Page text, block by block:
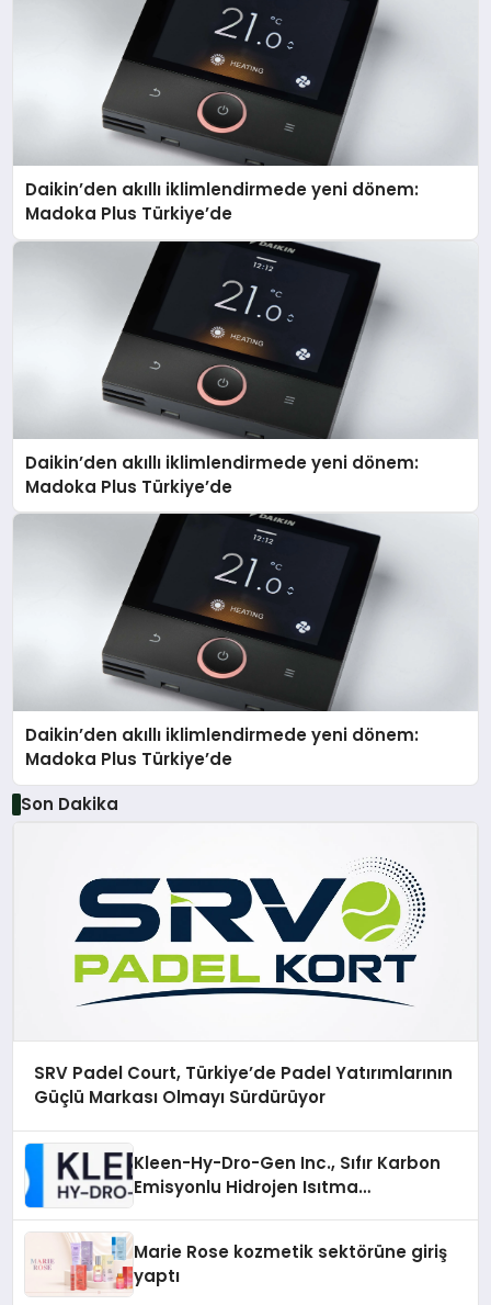
Daikin’den akıllı iklimlendirmede yeni dönem:
Madoka Plus Türkiye’de
Daikin’den akıllı iklimlendirmede yeni dönem:
Madoka Plus Türkiye’de
Daikin’den akıllı iklimlendirmede yeni dönem:
Madoka Plus Türkiye’de
Son Dakika
SRV Padel Court, Türkiye’de Padel Yatırımlarının
Güçlü Markası Olmayı Sürdürüyor
Kleen-Hy-Dro-Gen Inc., Sıfır Karbon
Emisyonlu Hidrojen Isıtma
Marie Rose kozmetik sektörüne giriş
yaptı